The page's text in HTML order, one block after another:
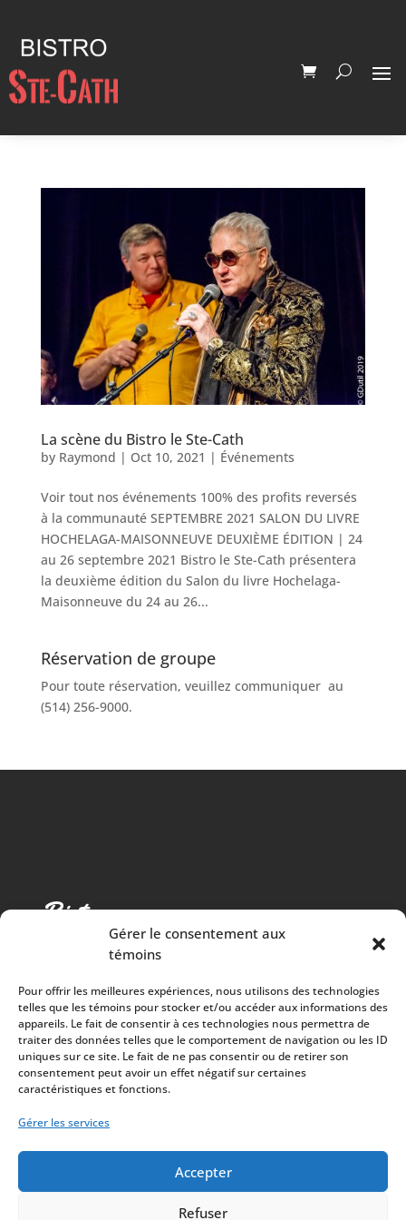
Gérer le consentement aux
témoins
Pour offrir les meilleures expériences, nous utilisons des technologies
telles que les témoins pour stocker et/ou accéder aux informations des
appareils. Le fait de consentir à ces technologies nous permettra de
traiter des données telles que le comportement de navigation ou les ID
uniques sur ce site. Le fait de ne pas consentir ou de retirer son
consentement peut avoir un effet négatif sur certaines
caractéristiques et fonctions.
Gérer les services
Accepter
Refuser
La scène du Bistro le Ste-Cath
by Raymond | Oct 10, 2021 | Événements
Voir tout nos événements 100% des profits reversés
à la communauté SEPTEMBRE 2021 SALON DU LIVRE
HOCHELAGA-MAISONNEUVE DEUXIÈME ÉDITION | 24
au 26 septembre 2021 Bistro le Ste-Cath présentera
la deuxième édition du Salon du livre Hochelaga-
Maisonneuve du 24 au 26...
Réservation de groupe
Pour toute réservation, veuillez communiquer au
(514) 256-9000.
Cuisine chaleureuse, spectacles de qualité et 100%
des surplus versés à la communauté
À PROPOS
Mission